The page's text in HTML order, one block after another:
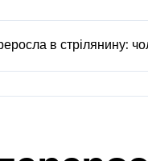
в стрілянину: